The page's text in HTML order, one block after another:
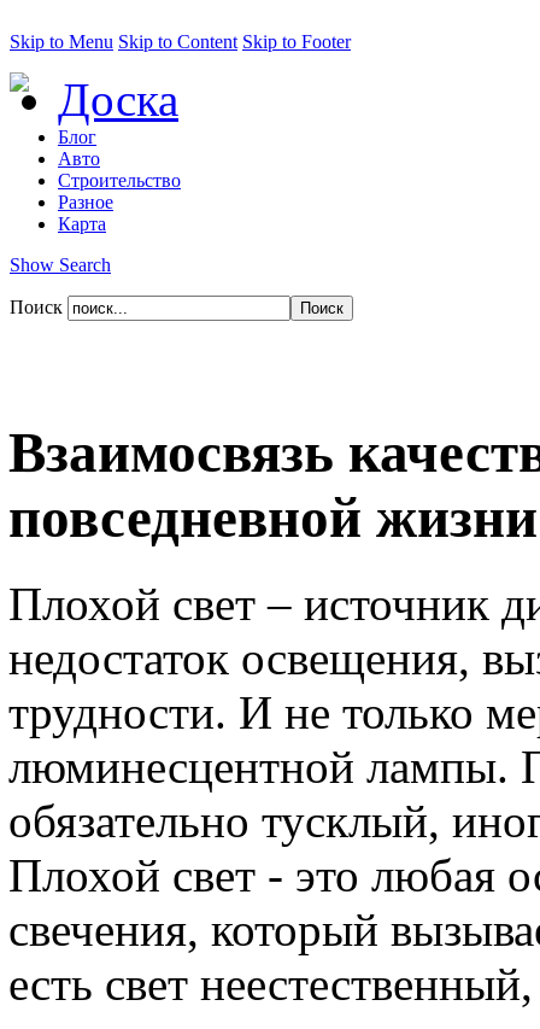
Skip to Menu Skip to Content Skip to Footer
Доска
Блог
Авто
Строительство
Разное
Карта
Show Search
Поиск
Взаимосвязь
повседневной жизни
Плохой свет – источник
недостаток освещения,
трудности. И не только
люминесцентной лампы.
обязательно тусклый,
Плохой свет - это любая
свечения, который
есть свет